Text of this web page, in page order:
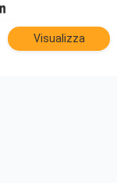
Visualizza